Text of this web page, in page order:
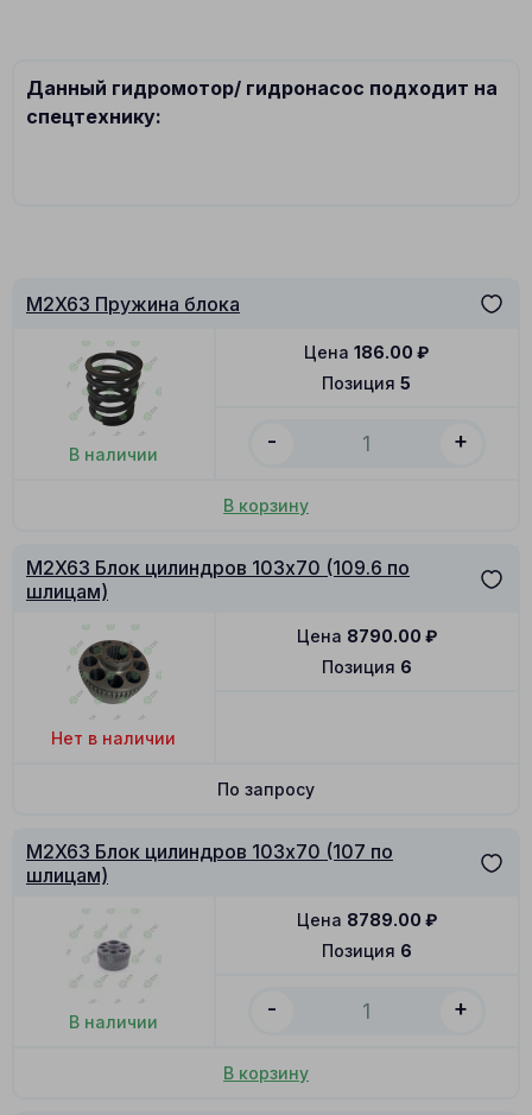
Данный гидромотор/ гидронасос подходит на
спецтехнику:
M2X63 Пружина блока
В наличии
Позиция 5
Цена 186.00 ₽
- +
В корзину
M2X63 Блок цилиндров 103x70 (109.6 по
шлицам)
Нет в наличии
Позиция 6
Цена 8790.00 ₽
По запросу
M2X63 Блок цилиндров 103x70 (107 по
шлицам)
В наличии
Позиция 6
Цена 8789.00 ₽
- +
В корзину